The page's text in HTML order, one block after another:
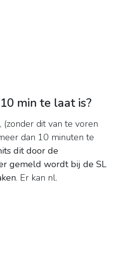
min te laat is?
dit van te voren
dan 10 minuten te
dit door de
gemeld wordt bij de SL
. Er kan nl.